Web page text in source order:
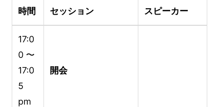
時間 セッション スピーカー
17:0
0 〜
17:0
5
pm
開会